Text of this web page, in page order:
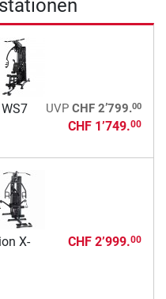
UVP CHF 2’799.00
CHF 1’749.00
X-
CHF 2’999.00